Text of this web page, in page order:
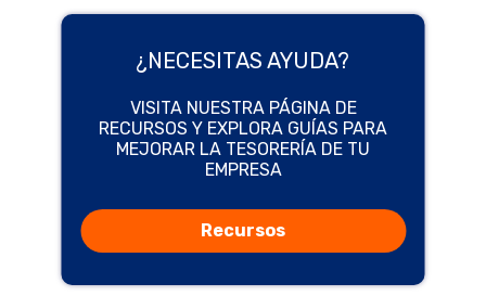
¿NECESITAS AYUDA?
VISITA NUESTRA PÁGINA DE
RECURSOS Y EXPLORA GUÍAS PARA
MEJORAR LA TESORERÍA DE TU
EMPRESA
Recursos